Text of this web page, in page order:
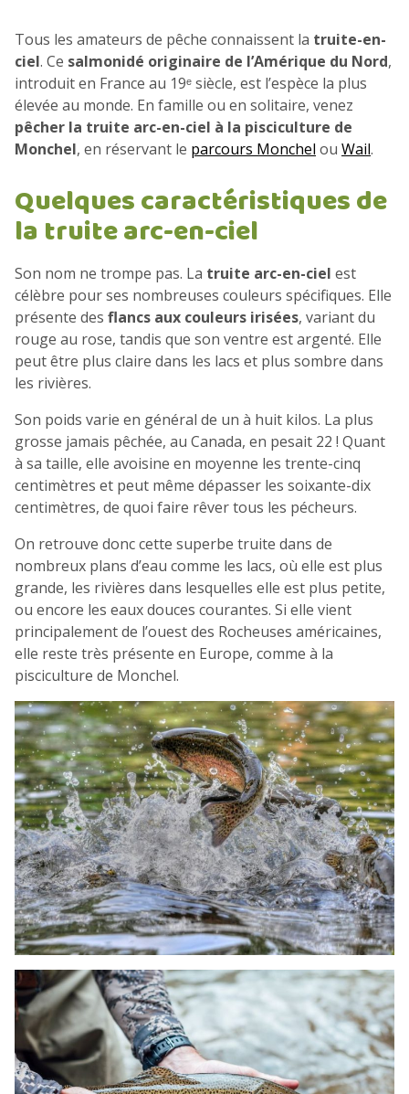
Tous les amateurs de pêche connaissent la truite-en-
ciel. Ce salmonidé originaire de l’Amérique du Nord,
introduit en France au 19ᵉ siècle, est l’espèce la plus
élevée au monde. En famille ou en solitaire, venez
pêcher la truite arc-en-ciel à la pisciculture de
Monchel, en réservant le parcours Monchel ou Wail.
Quelques caractéristiques de
la truite arc-en-ciel
Son nom ne trompe pas. La truite arc-en-ciel est
célèbre pour ses nombreuses couleurs spécifiques. Elle
présente des flancs aux couleurs irisées, variant du
rouge au rose, tandis que son ventre est argenté. Elle
peut être plus claire dans les lacs et plus sombre dans
les rivières.
Son poids varie en général de un à huit kilos. La plus
grosse jamais pêchée, au Canada, en pesait 22 ! Quant
à sa taille, elle avoisine en moyenne les trente-cinq
centimètres et peut même dépasser les soixante-dix
centimètres, de quoi faire rêver tous les pécheurs.
On retrouve donc cette superbe truite dans de
nombreux plans d’eau comme les lacs, où elle est plus
grande, les rivières dans lesquelles elle est plus petite,
ou encore les eaux douces courantes. Si elle vient
principalement de l’ouest des Rocheuses américaines,
elle reste très présente en Europe, comme à la
pisciculture de Monchel.